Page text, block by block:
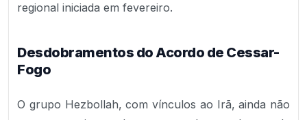
regional iniciada em fevereiro.
Desdobramentos do Acordo de Cessar-
Fogo
O grupo Hezbollah, com vínculos ao Irã, ainda não